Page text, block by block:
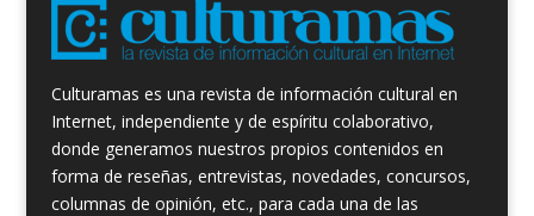
Culturamas es una revista de información cultural en
Internet, independiente y de espíritu colaborativo,
donde generamos nuestros propios contenidos en
forma de reseñas, entrevistas, novedades, concursos,
columnas de opinión, etc., para cada una de las